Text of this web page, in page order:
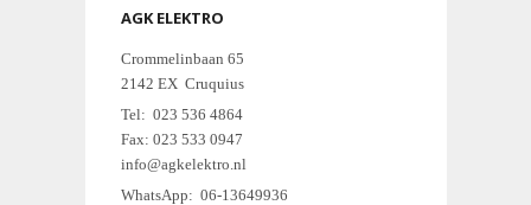
AGK ELEKTRO
Crommelinbaan 65
2142 EX Cruquius
Tel: 023 536 4864
Fax: 023 533 0947
info@agkelektro.nl
WhatsApp: 06-13649936